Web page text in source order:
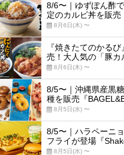
8/6〜｜ゆずぽん酢
定のカルビ丼を販売
8月6日(木) 〜
『焼きたてのかる
売！大人気の「豚
8月6日(木) 〜
8/5〜｜沖縄県産黒
種を販売『
8月5日(水) 〜
8/5〜｜ハラペーニ
フライが登場『
8月5日(水) 〜